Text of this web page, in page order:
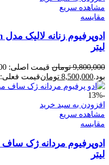
مشاهده سریع
مقایسه
لیتر
9,800,000 تومان
بود.8,500,000 تومانقیمت فعلی: 8,500,000 تومان.
-13%
افزودن به سبد خرید
مشاهده سریع
مقایسه
لیتر